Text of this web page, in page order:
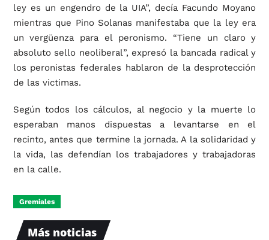
ley es un engendro de la UIA”, decía Facundo Moyano
mientras que Pino Solanas manifestaba que la ley era
un vergüenza para el peronismo. “Tiene un claro y
absoluto sello neoliberal”, expresó la bancada radical y
los peronistas federales hablaron de la desprotección
de las victimas.
Según todos los cálculos, al negocio y la muerte lo
esperaban manos dispuestas a levantarse en el
recinto, antes que termine la jornada. A la solidaridad y
la vida, las defendían los trabajadores y trabajadoras
en la calle.
Gremiales
Más noticias